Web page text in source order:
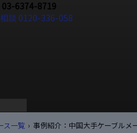
03-6374-8719
談 0120-336-058
ス一覧 › 事例紹介：中国大手ケーブルメ